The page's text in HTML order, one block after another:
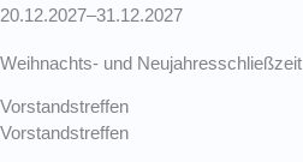
20.12.2027–31.12.2027
Weihnachts- und Neujah­res­schließzeit
Vorstandstreffen
Vorstands­treffen